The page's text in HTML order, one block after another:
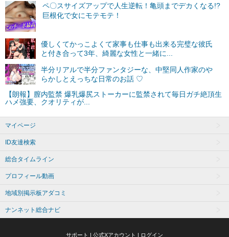
マイページ
ID友達検索
総合タイムライン
プロフィール動画
地域別掲示板アダコミ
ナンネット総合ナビ
サポート | 公式Xアカウント | ログイン